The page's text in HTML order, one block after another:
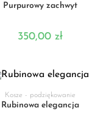
Purpurowy zachwyt
350,00 zł
DODAJ DO KOSZYKA
Kosze - podziękowanie
Rubinowa elegancja